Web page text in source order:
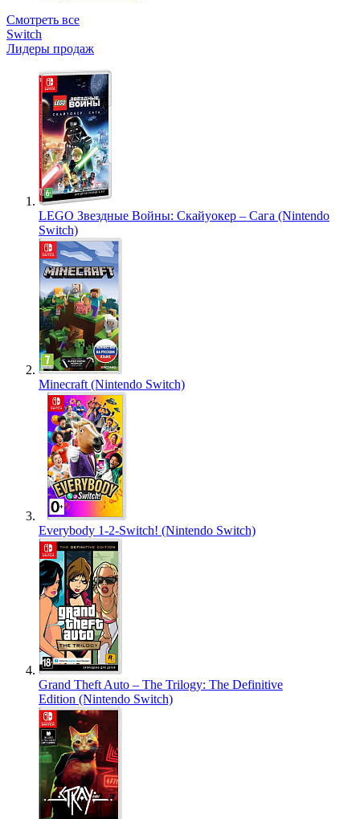
Смотреть все
Switch
Лидеры продаж
LEGO Звездные Войны: Скайуокер – Сага (Nintendo
Switch)
Minecraft (Nintendo Switch)
Everybody 1-2-Switch! (Nintendo Switch)
Grand Theft Auto – The Trilogy: The Definitive
Edition (Nintendo Switch)